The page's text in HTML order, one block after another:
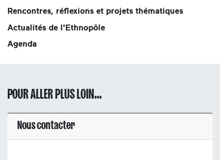
Rencontres, réflexions et projets thématiques
Actualités de l'Ethnopôle
Agenda
POUR ALLER PLUS LOIN...
Nous contacter